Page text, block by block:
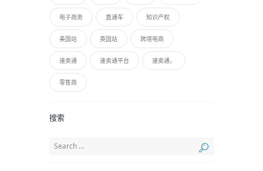
电子商务 直通车 知识产权
美国站 英国站 跨境电商
速卖通 速卖通平台 速卖通，
零售商
搜索